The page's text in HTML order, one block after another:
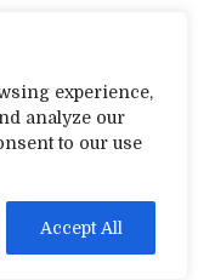
experience,
analyze our
to our use
Accept All